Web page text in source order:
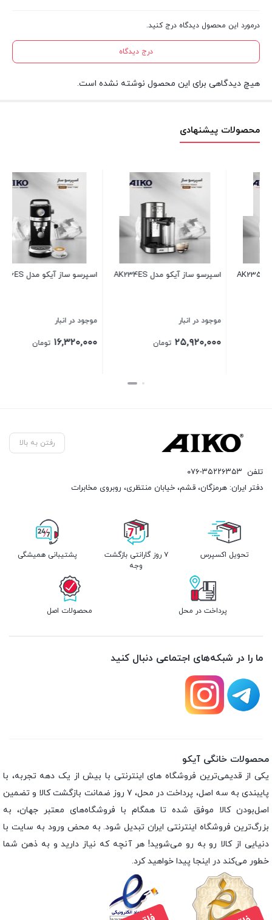
درمورد این محصول دیدگاه درج کنید.
درج دیدگاه
هیچ دیدگاهی برای این محصول نوشته نشده است.
محصولات پیشنهادی
اسپرسو ساز آیکو مدل AK234ES
موجود در انبار
۲۵,۹۲۰,۰۰۰ تومان
اسپرسو ساز آیکو مدل AK236ES
موجود در انبار
۱۶,۳۲۰,۰۰۰ تومان
بستن
رفتن به بالا
تلفن ۰۷۶-۳۵۲۲۶۳۵۳
دفتر ایران: هرمزگان، قشم، خیابان منتظری، روبروی مخابرات
تحویل اکسپرس
۷ روز گارانتی بازگشت
وجه
پشتیبانی همیشگی
پرداخت در محل محصولات اصل
ما را در شبکه‌های اجتماعی دنبال کنید
محصولات خانگی آیکو
یکی از قدیمی‌ترین فروشگاه های اینترنتی با بیش از یک دهه تجربه، با
پایبندی به سه اصل، پرداخت در محل، ۷ روز ضمانت بازگشت کالا و تضمین
اصل‌بودن کالا موفق شده تا همگام با فروشگاه‌های معتبر جهان، به
بزرگ‌ترین فروشگاه اینترنتی ایران تبدیل شود. به محض ورود به سایت با
دنیایی از کالا رو به رو می‌شوید! هر آنچه که نیاز دارید و به ذهن شما
خطور می‌کند در اینجا پیدا خواهید کرد.